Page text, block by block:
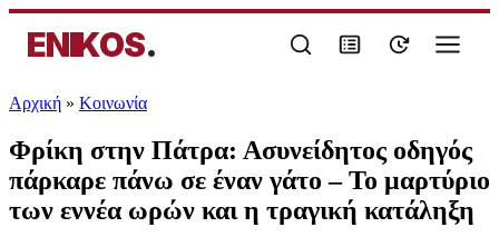
ENIKOS.
Αρχική » Κοινωνία
Φρίκη στην Πάτρα: Ασυνείδητος οδηγός
πάρκαρε πάνω σε έναν γάτο – Το μαρτύριο
των εννέα ωρών και η τραγική κατάληξη